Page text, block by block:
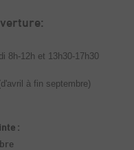
8h-12h et 13h30-17h30
à fin septembre)
: